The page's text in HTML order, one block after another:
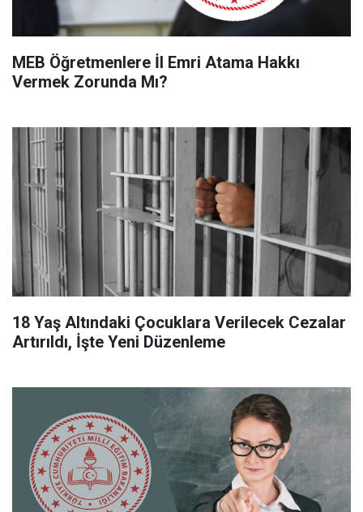
MEB Öğretmenlere İl Emri Atama Hakkı
Vermek Zorunda Mı?
18 Yaş Altındaki Çocuklara Verilecek Cezalar
Artırıldı, İşte Yeni Düzenleme